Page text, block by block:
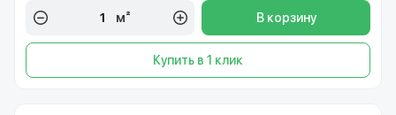
м² В корзину
Купить в 1 клик